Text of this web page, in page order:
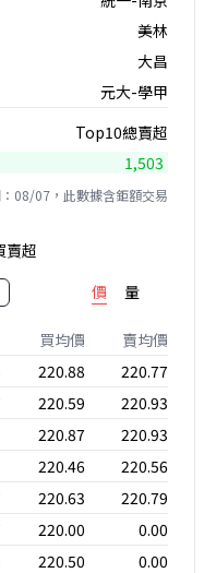
美林
大昌
元大-學甲
Top10總賣超
1,503
08/07，此數據含鉅額交易
賣超
價 量
買均價
賣均價
220.88
220.77
220.59
220.93
220.87
220.93
220.46
220.56
220.63
220.79
220.00
0.00
220.50
0.00